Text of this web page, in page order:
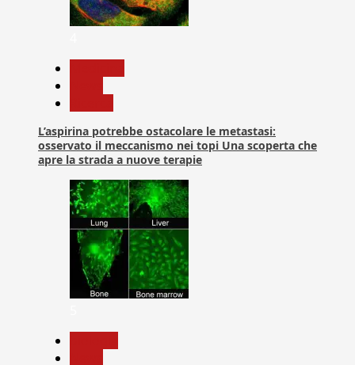
L’aspirina potrebbe ostacolare le metastasi:
osservato il meccanismo nei topi Una scoperta che
apre la strada a nuove terapie